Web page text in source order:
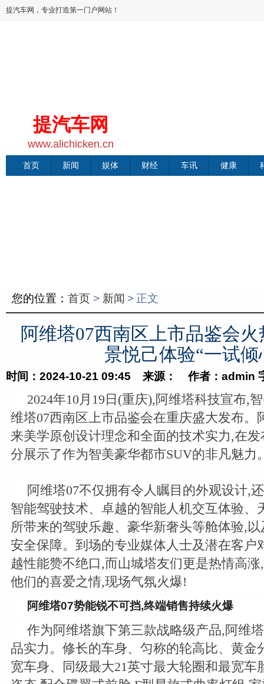
提汽车网，专业打造第一门户网站！
提汽车网
www.alichicken.cn
首页 新闻 娱体 财经 车讯 健康
您的位置： 首页 > 新闻 > 正文
阿维塔07西南区上市品鉴会
景悦己体验“一试倾
时间：2024-10-21 09:45 来源： 作者：admin
2024年10月19日(重庆),阿维塔科技宣布,
维塔07西南区上市品鉴会在重庆盛大发布。
来美学原创设计理念和全面的技术实力,在
分展示了作为智美豪华都市SUV的非凡魅力
阿维塔07不仅拥有令人瞩目的外观设计,
智能驾驶技术、卓越的智能人机交互体验、
所带来的驾驶乐趣、豪华新奢头等舱体验,
安全保障。到场的专业媒体人士及潜在客户
越性能赞不绝口,而山城塔友们更是热情高
他们的喜爱之情,现场气氛火爆!
阿维塔07势能锐不可挡,终端销售持续火爆
作为阿维塔旗下第三款战略级产品,阿维
品实力。修长的车身、匀称的轮高比、黄金
宽车身、同级最大21英寸最大轮圈和最宽车